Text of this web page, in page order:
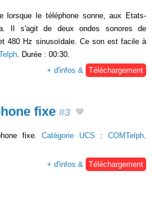
lorsque le téléphone sonne, aux Etats-
Il s'agit de deux ondes sonores de
480 Hz sinusoïdale. Ce son est facile à
. Durée : 00:30.
+ d'infos &
Téléchargement
fixe #3
fixe.Catégorie UCS :COMTelph
+ d'infos &
Téléchargement